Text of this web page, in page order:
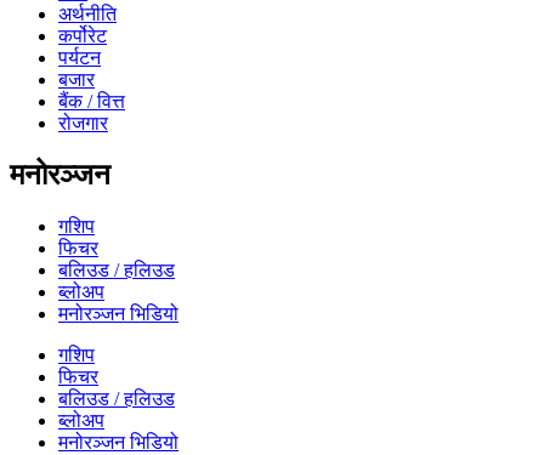
अर्थनीति
कर्पोरेट
पर्यटन
बजार
बैंक / वित्त
रोजगार
मनोरञ्जन
गशिप
फिचर
बलिउड / हलिउड
ब्लोअप
मनोरञ्जन भिडियो
गशिप
फिचर
बलिउड / हलिउड
ब्लोअप
मनोरञ्जन भिडियो